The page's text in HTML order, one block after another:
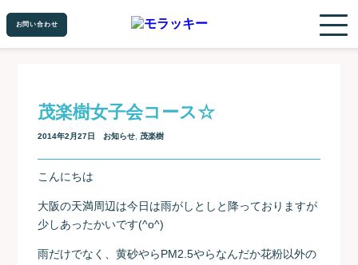
お問い合わせ
お問い合わせ
茂楽樹女子会コース☆
2014年2月27日 お知らせ ,茂楽樹
こんにちは
大阪の天満周辺は今日は雨がしとしと降っておりますが
少しあったかいです(^o^)
雨だけでなく、黄砂やらPM2.5やらなんだか花粉以外の